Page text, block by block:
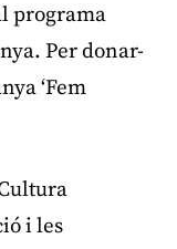
programa
Per donar-
‘Fem
i les